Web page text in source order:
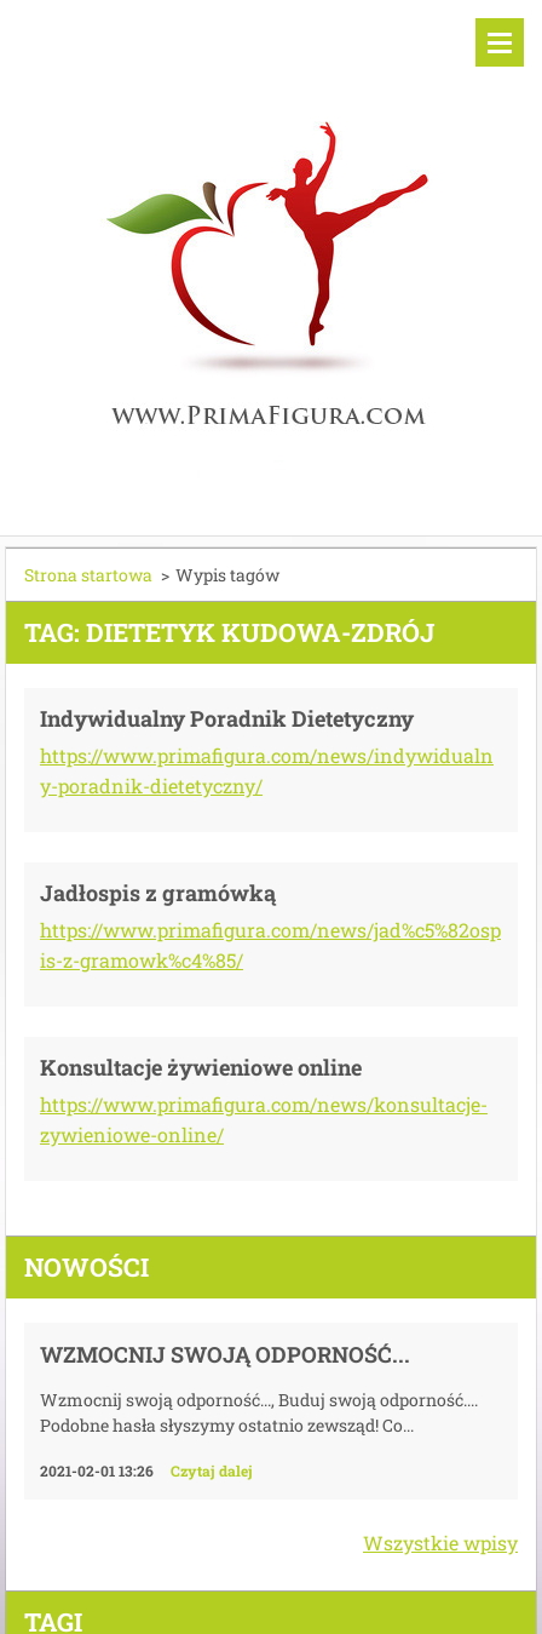
Strona startowa > Wypis tagów
TAG: DIETETYK KUDOWA-ZDRÓJ
Indywidualny Poradnik Dietetyczny
https://www.primafigura.com/news/indywidualn
y-poradnik-dietetyczny/
Jadłospis z gramówką
https://www.primafigura.com/news/jad%c5%82osp
is-z-gramowk%c4%85/
Konsultacje żywieniowe online
https://www.primafigura.com/news/konsultacje-
zywieniowe-online/
NOWOŚCI
WZMOCNIJ SWOJĄ ODPORNOŚĆ...
Wzmocnij swoją odporność..., Buduj swoją odporność....
Podobne hasła słyszymy ostatnio zewsząd! Co...
2021-02-01 13:26 Czytaj dalej
Wszystkie wpisy
TAGI